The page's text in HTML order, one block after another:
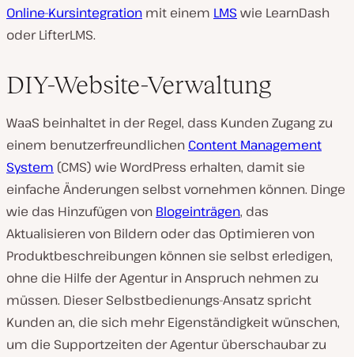
Online-Kursintegration mit einem LMS wie LearnDash
oder LifterLMS.
DIY-Website-Verwaltung
WaaS beinhaltet in der Regel, dass Kunden Zugang zu
einem benutzerfreundlichen Content Management
System (CMS) wie WordPress erhalten, damit sie
einfache Änderungen selbst vornehmen können. Dinge
wie das Hinzufügen von Blogeinträgen, das
Aktualisieren von Bildern oder das Optimieren von
Produktbeschreibungen können sie selbst erledigen,
ohne die Hilfe der Agentur in Anspruch nehmen zu
müssen. Dieser Selbstbedienungs-Ansatz spricht
Kunden an, die sich mehr Eigenständigkeit wünschen,
um die Supportzeiten der Agentur überschaubar zu